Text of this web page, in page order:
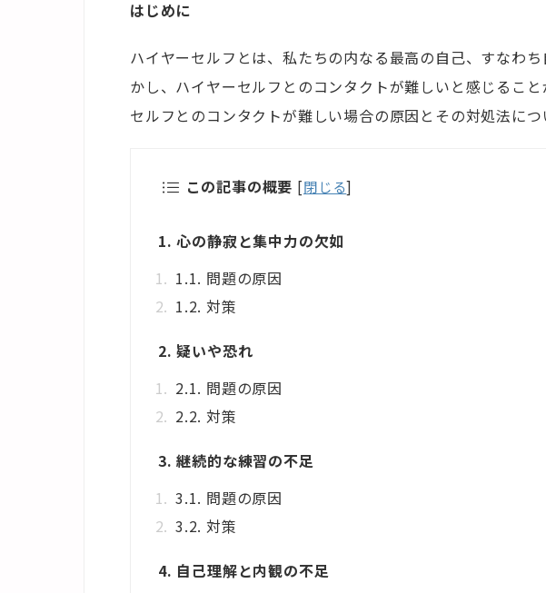
はじめに
ハイヤーセルフとは、私たちの内なる最高の自己、すなわ
かし、ハイヤーセルフとのコンタクトが難しいと感じるこ
セルフとのコンタクトが難しい場合の原因とその対処法につ
この記事の概要 [閉じる]
1. 心の静寂と集中力の欠如
1.1. 問題の原因
1.2. 対策
2. 疑いや恐れ
2.1. 問題の原因
2.2. 対策
3. 継続的な練習の不足
3.1. 問題の原因
3.2. 対策
4. 自己理解と内観の不足